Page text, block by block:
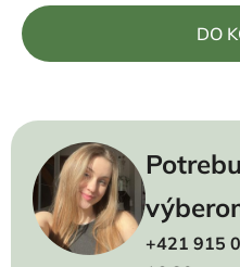
Jednotková cena:
DO
+421 915